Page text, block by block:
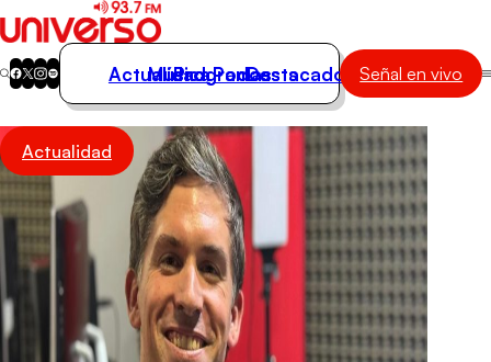
Actualidad
Música
Programas
Podcasts
Destacados
Actualidad
Música
Programas
Podcasts
Destacados Señal en vivo
Actualidad